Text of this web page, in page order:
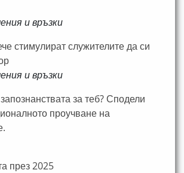
и връзки
стимулират служителите да си
и връзки
за теб? Сподели
проучване на
през 2025